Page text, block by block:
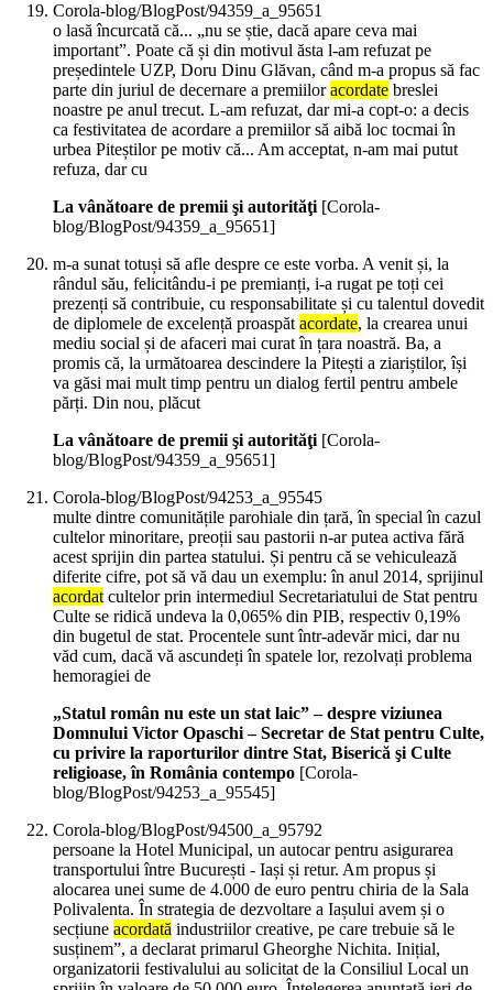
Corola-blog/BlogPost/94359_a_95651
o lasă încurcată că... „nu se știe, dacă apare ceva mai
important”. Poate că și din motivul ăsta l-am refuzat pe
președintele UZP, Doru Dinu Glăvan, când m-a propus să fac
parte din juriul de decernare a premiiloracordate breslei
noastre pe anul trecut. L-am refuzat, dar mi-a copt-o: a decis
ca festivitatea de acordare a premiilor să aibă loc tocmai în
urbea Piteștilor pe motiv că... Am acceptat, n-am mai putut
refuza, dar cu
La vânătoare de premii şi autorităţi [Corola-
blog/BlogPost/94359_a_95651]
m-a sunat totuși să afle despre ce este vorba. A venit și, la
rândul său, felicitându-i pe premianți, i-a rugat pe toți cei
prezenți să contribuie, cu responsabilitate și cu talentul dovedit
de diplomele de excelență proaspătacordate, la crearea unui
mediu social și de afaceri mai curat în țara noastră. Ba, a
promis că, la următoarea descindere la Pitești a ziariștilor, își
va găsi mai mult timp pentru un dialog fertil pentru ambele
părți. Din nou, plăcut
La vânătoare de premii şi autorităţi [Corola-
blog/BlogPost/94359_a_95651]
Corola-blog/BlogPost/94253_a_95545
multe dintre comunitățile parohiale din țară, în special în cazul
cultelor minoritare, preoții sau pastorii n-ar putea activa fără
acest sprijin din partea statului. Și pentru că se vehiculează
diferite cifre, pot să vă dau un exemplu: în anul 2014, sprijinul
acordatcultelor prin intermediul Secretariatului de Stat pentru
Culte se ridică undeva la 0,065% din PIB, respectiv 0,19%
din bugetul de stat. Procentele sunt într-adevăr mici, dar nu
văd cum, dacă vă ascundeți în spatele lor, rezolvați problema
hemoragiei de
„Statul român nu este un stat laic” – despre viziunea
Domnului Victor Opaschi – Secretar de Stat pentru Culte,
cu privire la raporturilor dintre Stat, Biserică şi Culte
religioase, în România contempo [Corola-
blog/BlogPost/94253_a_95545]
Corola-blog/BlogPost/94500_a_95792
persoane la Hotel Municipal, un autocar pentru asigurarea
transportului între București - Iași și retur. Am propus și
alocarea unei sume de 4.000 de euro pentru chiria de la Sala
Polivalenta. În strategia de dezvoltare a Iașului avem și o
secțiune acordată industriilor creative, pe care trebuie să le
susținem”, a declarat primarul Gheorghe Nichita. Inițial,
organizatorii festivalului au solicitat de la Consiliul Local un